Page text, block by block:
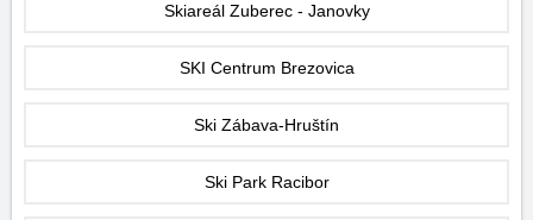
Skiareál Zuberec - Janovky
SKI Centrum Brezovica
Ski Zábava-Hruštín
Ski Park Racibor